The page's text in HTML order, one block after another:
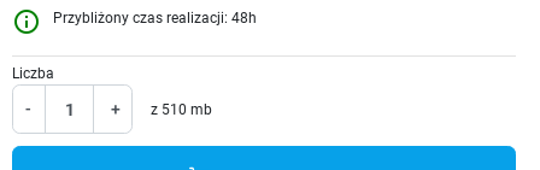
info_outline Przybliżony czas realizacji: 48h
Liczba
- + z 510 mb